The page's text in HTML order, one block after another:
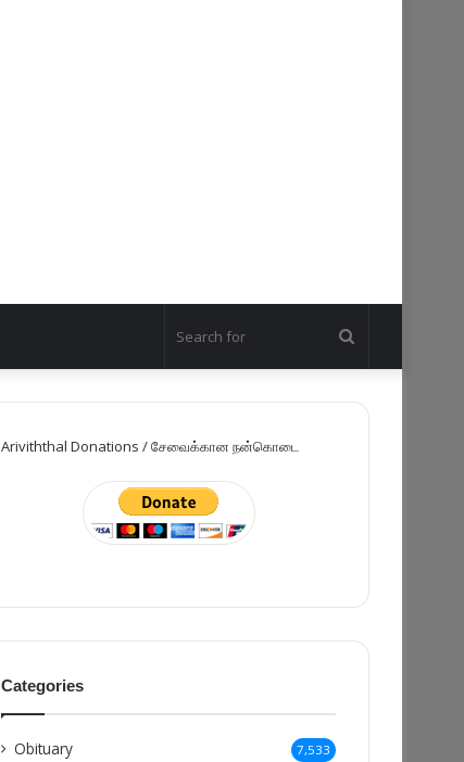
for
Ariviththal Donations / சேவைக்கான நன்கொடை
Categories
Obituary 7,533